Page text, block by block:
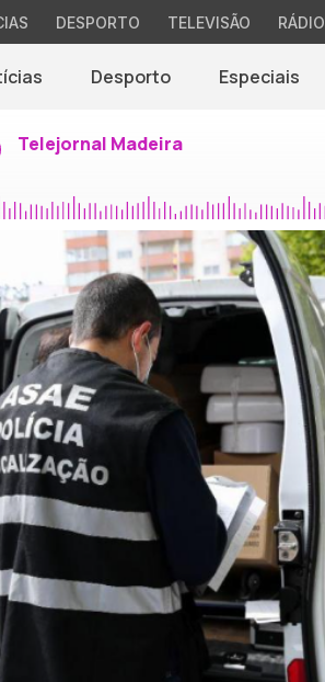
DESPORTO TELEVISÃO RÁDIO
Desporto Especiais
Telejornal Madeira